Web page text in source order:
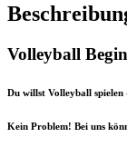
Volleyball
Du willst Volleyball
Kein Problem! Bei uns